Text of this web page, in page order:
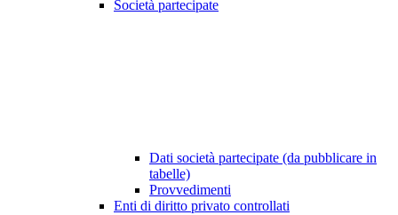
Società partecipate
Dati società partecipate (da pubblicare in
tabelle)
Provvedimenti
Enti di diritto privato controllati